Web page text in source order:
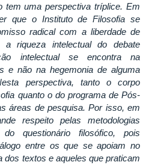
tem uma perspectiva tríplice. Em
que o Instituto de Filosofia se
radical com a liberdade de
a riqueza intelectual do debate
intelectual se encontra na
e não na hegemonia de alguma
perspectiva, tanto o corpo
quanto o do programa de Pós-
áreas de pesquisa. Por isso, em
respeito pelas metodologias
questionário filosófico, pois
entre os que se apoiam no
dos textos e aqueles que praticam